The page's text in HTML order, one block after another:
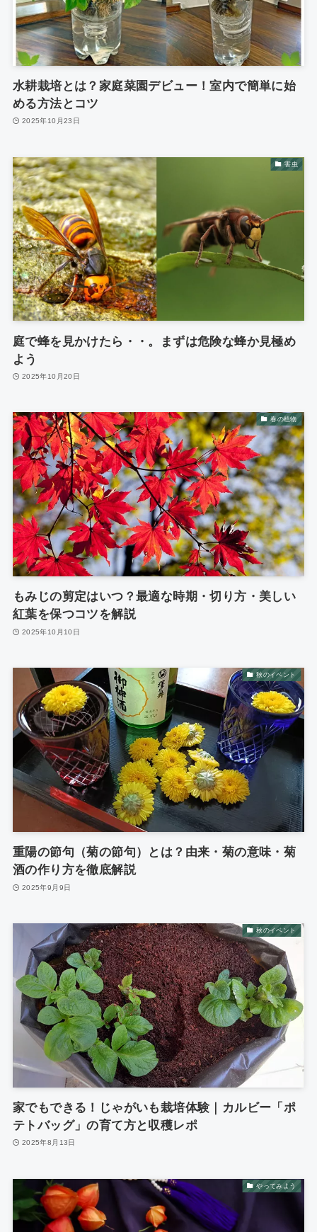
水耕栽培とは？家庭菜園デビュー！室内で簡単に始
める方法とコツ
2025年10月23日
害虫
庭で蜂を見かけたら・・。まずは危険な蜂か見極め
よう
2025年10月20日
春の植物
もみじの剪定はいつ？最適な時期・切り方・美しい
紅葉を保つコツを解説
2025年10月10日
秋のイベント
重陽の節句（菊の節句）とは？由来・菊の意味・菊
酒の作り方を徹底解説
2025年9月9日
秋のイベント
家でもできる！じゃがいも栽培体験｜カルビー「ポ
テトバッグ」の育て方と収穫レポ
2025年8月13日
やってみよう